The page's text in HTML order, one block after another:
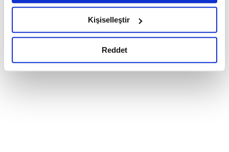
okumak ve sitemizi ziyaretiniz kapsamında
gerçekleştirilen veri işleme faaliyetleri ile ilgili daha
detaylı bilgi almak için lütfentıklayınız.
Kişiselleştir
Reddet